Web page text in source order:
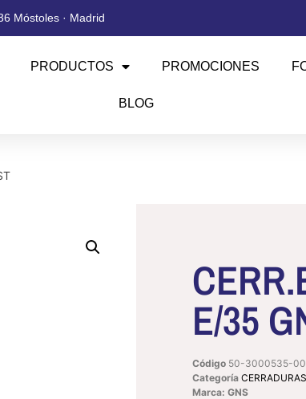
Móstoles · Madrid
PRODUCTOS PROMOCIONES
BLOG
E/35
Código 50-3000535-00
Categoría CERRADURAS
Marca: GNS